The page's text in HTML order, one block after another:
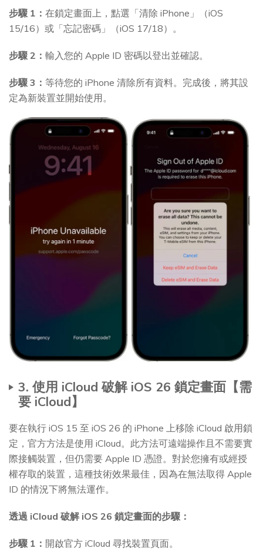
步驟 1： 在鎖定畫面上，點選「清除 iPhone」（iOS
15/16）或「忘記密碼」（iOS 17/18）。
步驟 2： 輸入您的 Apple ID 密碼以登出並確認。
步驟 3： 等待您的 iPhone 清除所有資料。完成後，將其設
定為新裝置並開始使用。
3. 使用 iCloud 破解 iOS 26 鎖定畫面【需
要 iCloud】
要在執行 iOS 15 至 iOS 26 的 iPhone 上移除 iCloud 啟用鎖
定，官方方法是使用 iCloud。此方法可遠端操作且不需要實
際接觸裝置，但仍需要 Apple ID 憑證。對於您擁有或經授
權存取的裝置，這種技術效果最佳，因為在無法取得 Apple
ID 的情況下將無法運作。
透過 iCloud 破解 iOS 26 鎖定畫面的步驟：
步驟 1： 開啟官方 iCloud 尋找裝置頁面。